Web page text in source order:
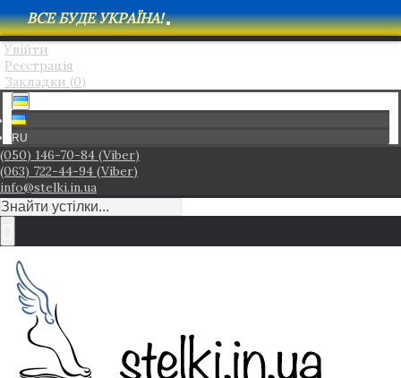
ВСЕ БУДЕ УКРАЇНА!
Увійти
Реєстрація
Закладки (0)
RU
(050) 146-70-84 (Viber)
(063) 722-44-94 (Viber)
info@stelki.in.ua